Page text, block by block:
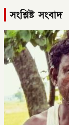
সংশ্লিষ্ট সংবাদ